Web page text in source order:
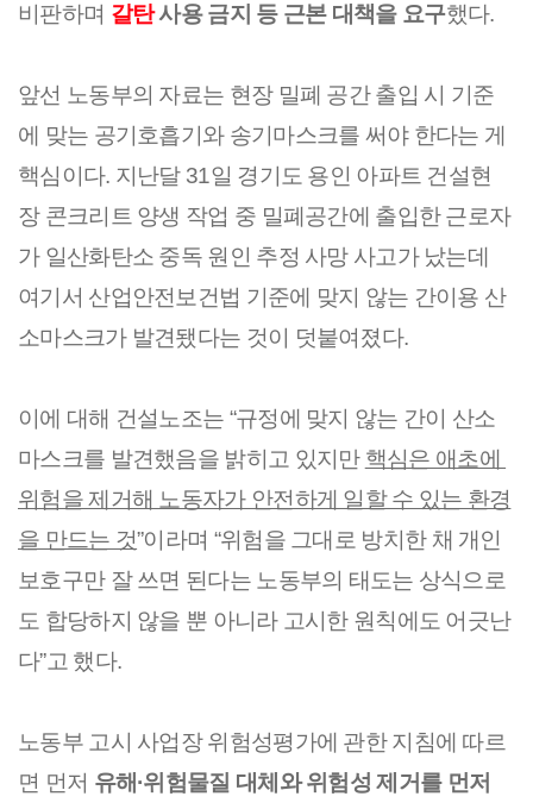
비판하며 갈탄 사용 금지 등 근본 대책을 요구했다.
앞선 노동부의 자료는 현장 밀폐 공간 출입 시 기준
에 맞는 공기호흡기와 송기마스크를 써야 한다는 게
핵심이다. 지난달 31일 경기도 용인 아파트 건설현
장 콘크리트 양생 작업 중 밀폐공간에 출입한 근로자
가 일산화탄소 중독 원인 추정 사망 사고가 났는데
여기서 산업안전보건법 기준에 맞지 않는 간이용 산
소마스크가 발견됐다는 것이 덧붙여졌다.
이에 대해 건설노조는 “규정에 맞지 않는 간이 산소
마스크를 발견했음을 밝히고 있지만 핵심은 애초에
위험을 제거해 노동자가 안전하게 일할 수 있는 환경
을 만드는 것”이라며 “위험을 그대로 방치한 채 개인
보호구만 잘 쓰면 된다는 노동부의 태도는 상식으로
도 합당하지 않을 뿐 아니라 고시한 원칙에도 어긋난
다”고 했다.
노동부 고시 사업장 위험성평가에 관한 지침에 따르
면 먼저 유해·위험물질 대체와 위험성 제거를 먼저